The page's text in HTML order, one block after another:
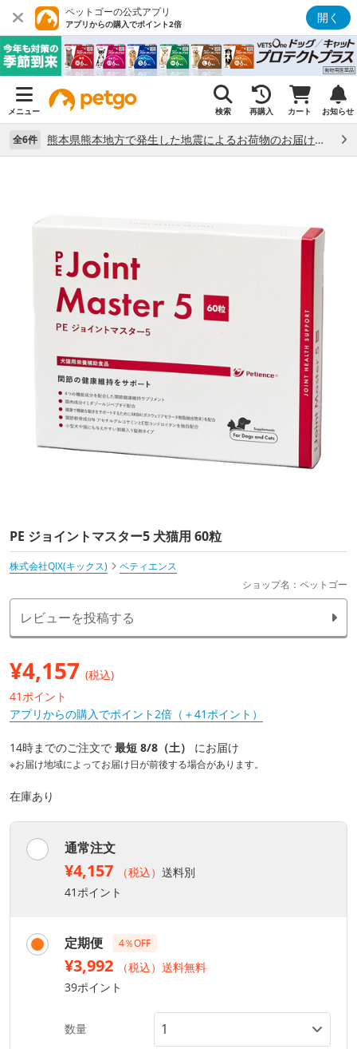
ペットゴーの公式アプリ
アプリからの購入でポイント2倍 開く
メニュー 検索 再購入 カート お知らせ
全6件 熊本県熊本地方で発生した地震によるお荷物のお届け状況について （7/28）
PE ジョイントマスター5 犬猫用 60粒
株式会社QIX(キックス)
ペティエンス
ショップ名：ペットゴー
レビューを投稿する
¥4,157 (税込)
41ポイント
アプリからの購入でポイント2倍（＋41ポイント）
14時までのご注文で 最短 8/8（土） にお届け
※お届け地域によってお届け日が前後する場合があります。
在庫あり
通常注文
¥4,157 （税込） 送料別
41ポイント
定期便 4％OFF
¥3,992
（税込）送料無料
39ポイント
数量